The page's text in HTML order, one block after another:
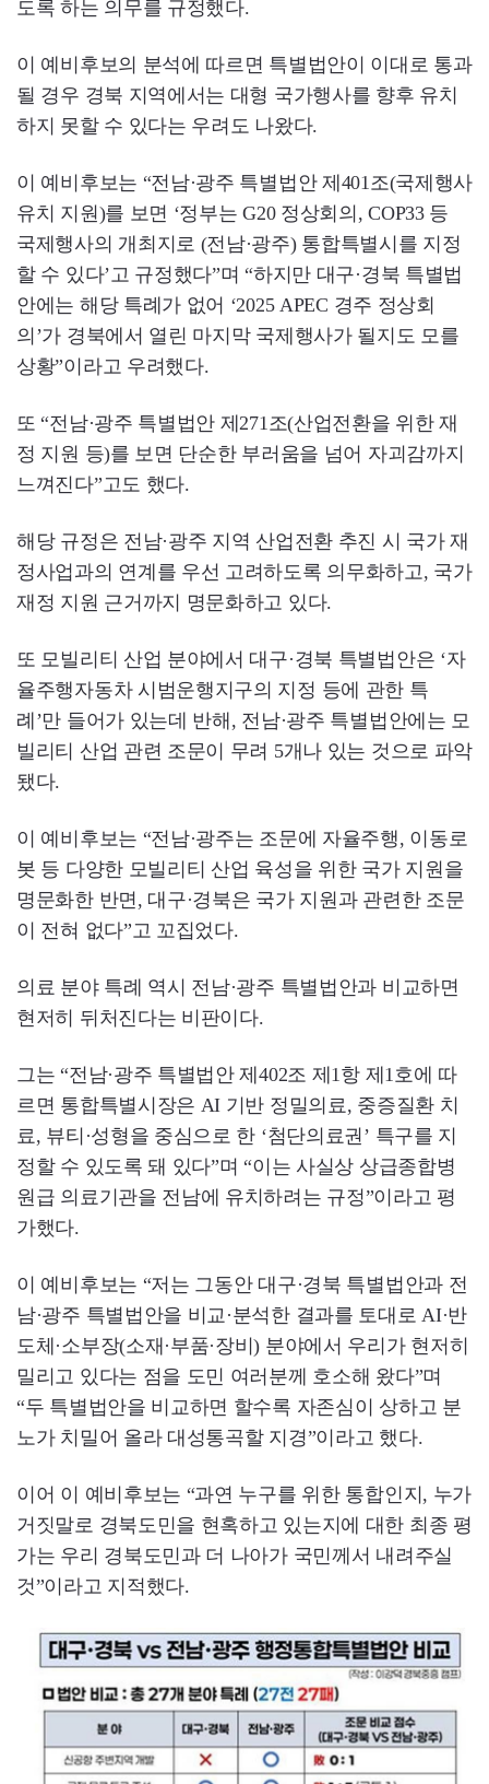
도록 하는 의무를 규정했다.
이 예비후보의 분석에 따르면 특별법안이 이대로 통과
될 경우 경북 지역에서는 대형 국가행사를 향후 유치
하지 못할 수 있다는 우려도 나왔다.
이 예비후보는 “전남·광주 특별법안 제401조(국제행사
유치 지원)를 보면 ‘정부는 G20 정상회의, COP33 등
국제행사의 개최지로 (전남·광주) 통합특별시를 지정
할 수 있다’고 규정했다”며 “하지만 대구·경북 특별법
안에는 해당 특례가 없어 ‘2025 APEC 경주 정상회
의’가 경북에서 열린 마지막 국제행사가 될지도 모를
상황”이라고 우려했다.
또 “전남·광주 특별법안 제271조(산업전환을 위한 재
정 지원 등)를 보면 단순한 부러움을 넘어 자괴감까지
느껴진다”고도 했다.
해당 규정은 전남·광주 지역 산업전환 추진 시 국가 재
정사업과의 연계를 우선 고려하도록 의무화하고, 국가
재정 지원 근거까지 명문화하고 있다.
또 모빌리티 산업 분야에서 대구·경북 특별법안은 ‘자
율주행자동차 시범운행지구의 지정 등에 관한 특
례’만 들어가 있는데 반해, 전남·광주 특별법안에는 모
빌리티 산업 관련 조문이 무려 5개나 있는 것으로 파악
됐다.
이 예비후보는 “전남·광주는 조문에 자율주행, 이동로
봇 등 다양한 모빌리티 산업 육성을 위한 국가 지원을
명문화한 반면, 대구·경북은 국가 지원과 관련한 조문
이 전혀 없다”고 꼬집었다.
의료 분야 특례 역시 전남·광주 특별법안과 비교하면
현저히 뒤처진다는 비판이다.
그는 “전남·광주 특별법안 제402조 제1항 제1호에 따
르면 통합특별시장은 AI 기반 정밀의료, 중증질환 치
료, 뷰티·성형을 중심으로 한 ‘첨단의료권’ 특구를 지
정할 수 있도록 돼 있다”며 “이는 사실상 상급종합병
원급 의료기관을 전남에 유치하려는 규정”이라고 평
가했다.
이 예비후보는 “저는 그동안 대구·경북 특별법안과 전
남·광주 특별법안을 비교·분석한 결과를 토대로 AI·반
도체·소부장(소재·부품·장비) 분야에서 우리가 현저히
밀리고 있다는 점을 도민 여러분께 호소해 왔다”며
“두 특별법안을 비교하면 할수록 자존심이 상하고 분
노가 치밀어 올라 대성통곡할 지경”이라고 했다.
이어 이 예비후보는 “과연 누구를 위한 통합인지, 누가
거짓말로 경북도민을 현혹하고 있는지에 대한 최종 평
가는 우리 경북도민과 더 나아가 국민께서 내려주실
것”이라고 지적했다.